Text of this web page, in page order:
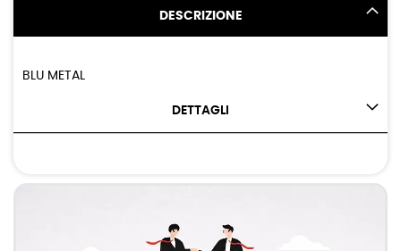
DESCRIZIONE
BLU METAL
DETTAGLI